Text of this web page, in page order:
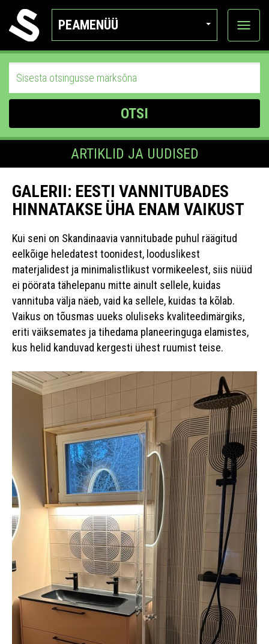
PEAMENÜÜ
Ava
OTSI
ARTIKLID JA UUDISED
GALERII: EESTI VANNITUBADES
HINNATAKSE ÜHA ENAM VAIKUST
Kui seni on Skandinaavia vannitubade puhul räägitud
eelkõige heledatest toonidest, looduslikest
materjalidest ja minimalistlikust vormikeelest, siis nüüd
ei pöörata tähelepanu mitte ainult sellele, kuidas
vannituba välja näeb, vaid ka sellele, kuidas ta kõlab.
Vaikus on tõusmas uueks oluliseks kvaliteedimärgiks,
eriti väiksemates ja tihedama planeeringuga elamistes,
kus helid kanduvad kergesti ühest ruumist teise.